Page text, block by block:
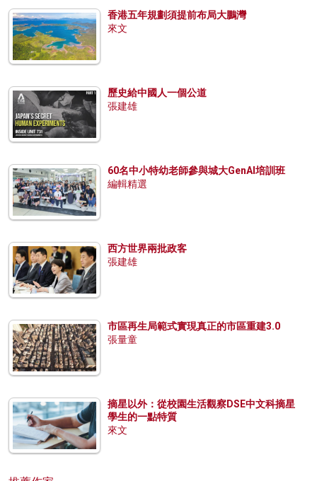
香港五年規劃須提前布局大鵬灣
來文
歷史給中國人一個公道
張建雄
60名中小特幼老師參與城大GenAI培訓班
編輯精選
西方世界兩批政客
張建雄
市區再生局範式實現真正的市區重建3.0
張量童
摘星以外：從校園生活觀察DSE中文科摘星
學生的一點特質
來文